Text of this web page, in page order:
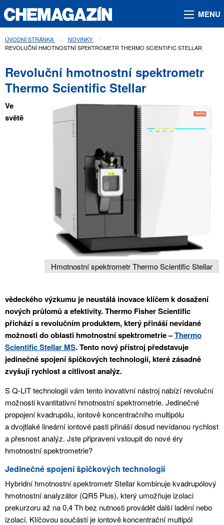
MENU
ÚVODNÍ STRÁNKA
NOVINKY
AKTUÁLNÍ STRÁNKA:
REVOLUČNÍ HMOTNOSTNÍ SPEKTROMETR THERMO SCIENTIFIC STELLAR
Revoluční hmotnostní spektrometr
Thermo Scientific Stellar
Hmotnostní spektrometr Thermo Scientific Stellar
Ve
světě
vědeckého výzkumu je neustálá inovace klíčem k dosažení
nových průlomů a efektivity. Thermo Fisher Scientific
přichází s revolučním produktem, který přináší nevídané
možnosti do oblasti hmotnostní spektrometrie –Thermo
Scientific Stellar MS. Tento nový přístroj představuje
jedinečné spojení špičkových technologií, které zásadně
zvyšují rychlost a citlivost analýz.
S Q-LIT technologií vám tento inovativní nástroj nabízí revoluční
možnosti kvantitativní hmotnostní spektrometrie. Jedinečné
propojení kvadrupólu, iontově koncentračního multipólu
a dvojtlaké lineární iontové pasti přináší dosud nevídanou rychlost
a přesnost analýz. Jste připraveni vstoupit do nové éry
hmotnostní spektrometrie?
Jedinečné spojení špičkových technologií
Hybridní hmotnostní spektrometr Stellar kombinuje kvadrupólový
hmotnostní analyzátor (QR5 Plus), který umožňuje izolaci
prekurzoru až na 0,4 Th bez nutnosti provádět další ladění nebo
izolaci. Klíčovou součástí je iontově koncentrační multipól